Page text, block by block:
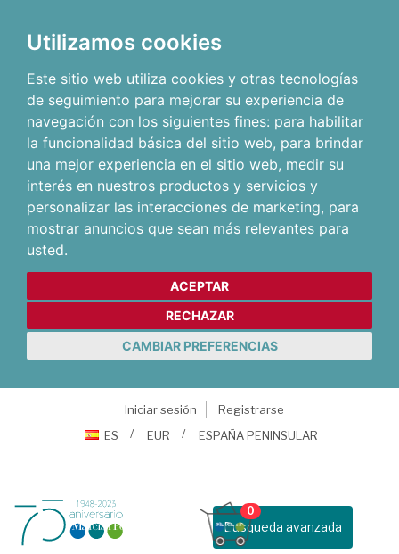
Utilizamos cookies
Este sitio web utiliza cookies y otras tecnologías
de seguimiento para mejorar su experiencia de
navegación con los siguientes fines: para habilitar
la funcionalidad básica del sitio web, para brindar
una mejor experiencia en el sitio web, medir su
interés en nuestros productos y servicios y
personalizar las interacciones de marketing, para
mostrar anuncios que sean más relevantes para
usted.
ACEPTAR
RECHAZAR
CAMBIAR PREFERENCIAS
Iniciar sesión
Registrarse
ES
EUR ESPAÑA PENINSULAR
Busqueda avanzada
0